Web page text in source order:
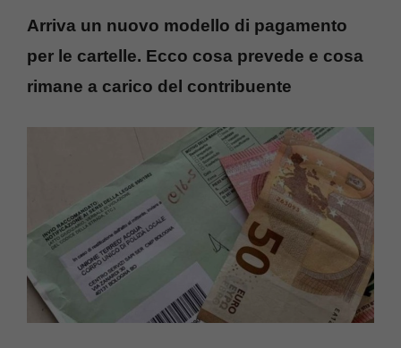
Arriva un nuovo modello di pagamento
per le cartelle. Ecco cosa prevede e cosa
rimane a carico del contribuente